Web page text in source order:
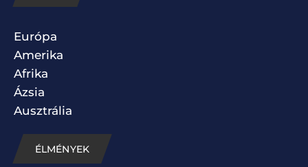
Európa
Amerika
Afrika
Ázsia
Ausztrália
ÉLMÉNYEK